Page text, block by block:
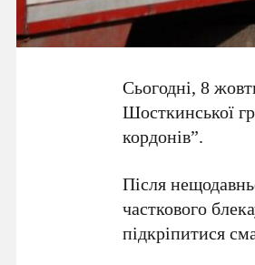
Сьогодні, 8
Шосткинської
кордонів”.
Після
часткового
підкріпитися